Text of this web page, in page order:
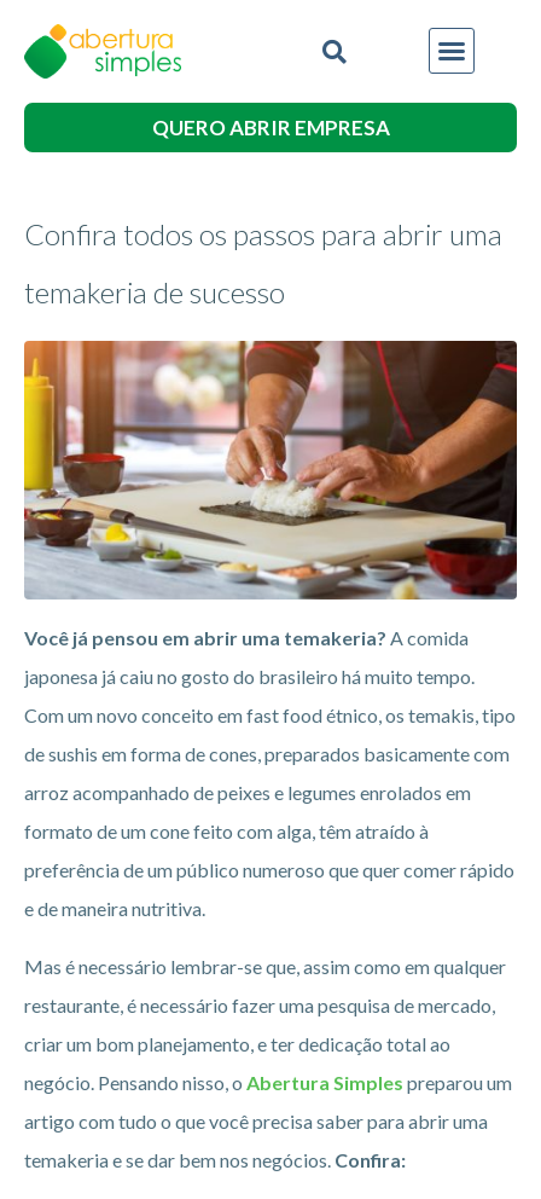
QUERO ABRIR EMPRESA
Confira todos os passos para abrir uma
temakeria de sucesso
Você já pensou em abrir uma temakeria? A comida
japonesa já caiu no gosto do brasileiro há muito tempo.
Com um novo conceito em fast food étnico, os temakis, tipo
de sushis em forma de cones, preparados basicamente com
arroz acompanhado de peixes e legumes enrolados em
formato de um cone feito com alga, têm atraído à
preferência de um público numeroso que quer comer rápido
e de maneira nutritiva.
Mas é necessário lembrar-se que, assim como em qualquer
restaurante, é necessário fazer uma pesquisa de mercado,
criar um bom planejamento, e ter dedicação total ao
negócio. Pensando nisso, o Abertura Simples preparou um
artigo com tudo o que você precisa saber para abrir uma
temakeria e se dar bem nos negócios. Confira: